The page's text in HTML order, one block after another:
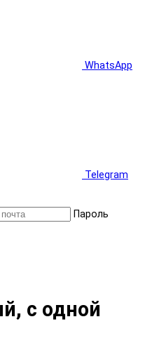
WhatsApp
Telegram
Пароль
с одной